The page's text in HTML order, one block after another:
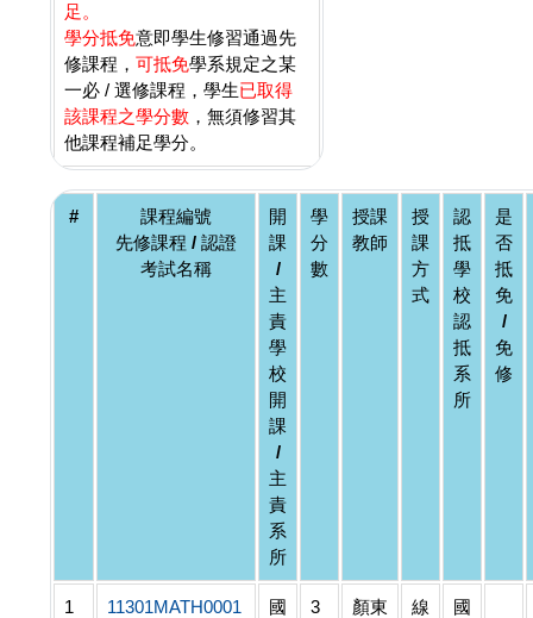
足。
學分抵免意即學生修習通過先
修課程， 可抵免學系規定之某
一必 / 選修課程，學生已取得
該課程之學分數 ，無須修習其
他課程補足學分。
#
課程編號
先修課程 / 認證
考試名稱
開
課
/
主
責
學
校
開
課
/
主
責
系
所
學
分
數
授課
教師
授
課
方
式
認
抵
學
校
認
抵
系
所
是
否
抵
免
/
免
修
1
11301MATH0001
國
3
顏東
線
國